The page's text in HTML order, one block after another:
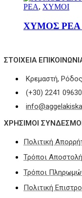
ΡΕΑ, ΧΥΜΟΙ
ΧΥΜΟΣ ΡΕΑ
ΣΤΟΙΧΕΊΑ
Κρεμαστή,
(+30) 2241
ΧΡΗΣΙΜΟΙ
Πολιτική
Τρόποι
Τρόποι
Πολιτική